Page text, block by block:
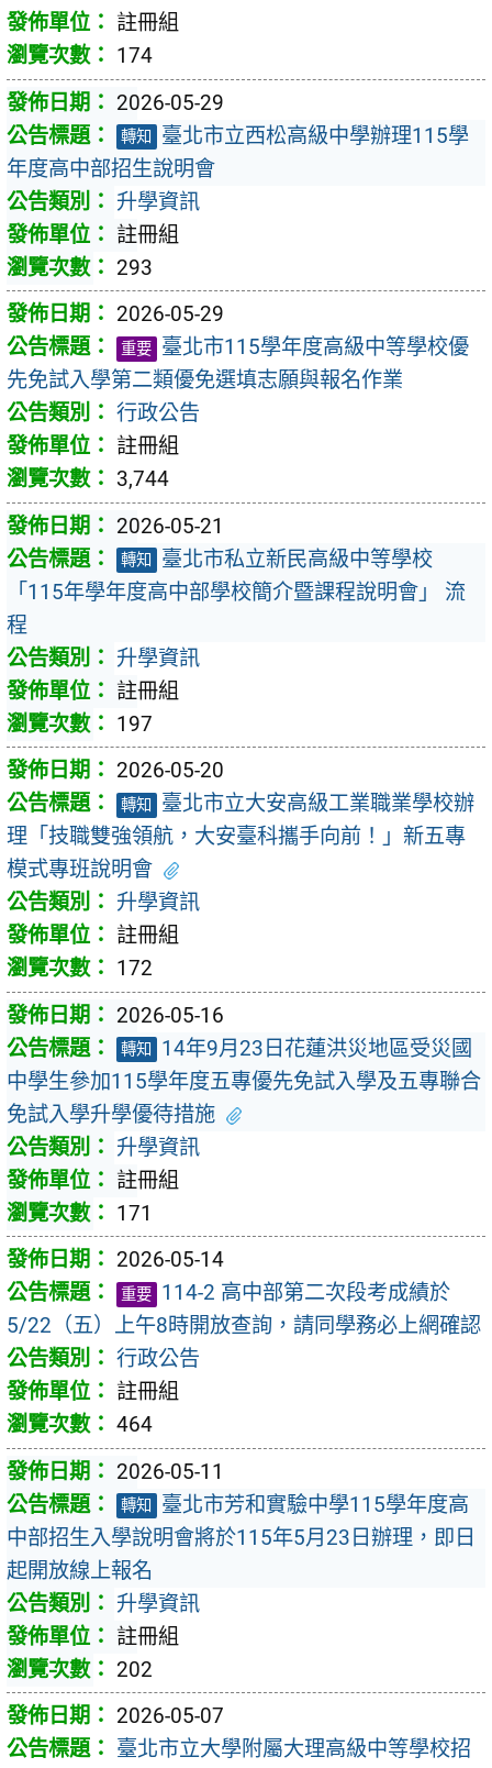
註冊組
174
2026-05-29
轉知
臺北市立西松高級中學辦理115學
年度高中部招生說明會
升學資訊
註冊組
293
2026-05-29
重要 臺北市115學年度高級中等學校優
先免試入學第二類優免選填志願與報名作業
行政公告
註冊組
3,744
2026-05-21
轉知
臺北市私立新民高級中等學校
「115年學年度高中部學校簡介暨課程說明會」 流
程
升學資訊
註冊組
197
2026-05-20
轉知
臺北市立大安高級工業職業學校辦
理「技職雙強領航，大安臺科攜手向前！」新五專
模式專班說明會
升學資訊
註冊組
172
2026-05-16
轉知
14年9月23日花蓮洪災地區受災國
中學生參加115學年度五專優先免試入學及五專聯合
免試入學升學優待措施
升學資訊
註冊組
171
2026-05-14
重要 114-2 高中部第二次段考成績於
5/22（五）上午8時開放查詢，請同學務必上網確認
行政公告
註冊組
464
2026-05-11
轉知
臺北市芳和實驗中學115學年度高
中部招生入學說明會將於115年5月23日辦理，即日
起開放線上報名
升學資訊
註冊組
202
2026-05-07
臺北市立大學附屬大理高級中等學校招